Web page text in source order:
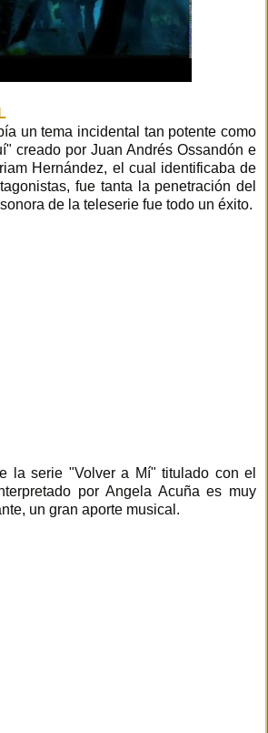
un tema incidental tan potente como
creado por Juan Andrés Ossandón e
Hernández, el cual identificaba de
fue tanta la penetración del
de la teleserie fue todo un éxito.
la serie "Volver a Mí" titulado con el
por Angela Acuña es muy
un gran aporte musical.